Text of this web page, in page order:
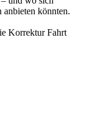
anbieten könnten.
Korrektur Fahrt